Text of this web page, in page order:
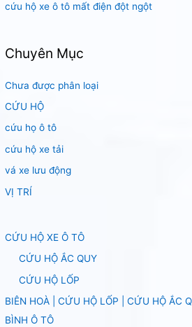
cứu hộ xe ô tô mất điện đột ngột
Chuyên Mục
Chưa được phân loại
CỨU HỘ
cứu họ ô tô
cứu hộ xe tải
vá xe lưu động
VỊ TRÍ
CỨU HỘ XE Ô TÔ
CỨU HỘ ẮC QUY
CỨU HỘ LỐP
BIÊN HOÀ | CỨU HỘ LỐP | CỨU HỘ ẮC
BÌNH Ô TÔ